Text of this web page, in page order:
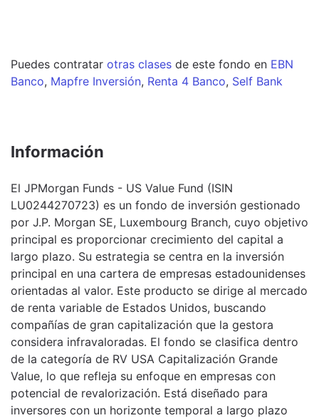
Puedes contratar otras clases de este fondo en EBN
Banco, Mapfre Inversión, Renta 4 Banco, Self Bank
Información
El JPMorgan Funds - US Value Fund (ISIN
LU0244270723) es un fondo de inversión gestionado
por J.P. Morgan SE, Luxembourg Branch, cuyo objetivo
principal es proporcionar crecimiento del capital a
largo plazo. Su estrategia se centra en la inversión
principal en una cartera de empresas estadounidenses
orientadas al valor. Este producto se dirige al mercado
de renta variable de Estados Unidos, buscando
compañías de gran capitalización que la gestora
considera infravaloradas. El fondo se clasifica dentro
de la categoría de RV USA Capitalización Grande
Value, lo que refleja su enfoque en empresas con
potencial de revalorización. Está diseñado para
inversores con un horizonte temporal a largo plazo